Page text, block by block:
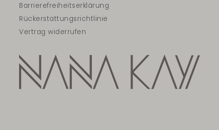
Barrierefreiheitserklärung
Rückerstattungsrichtlinie
Vertrag widerrufen